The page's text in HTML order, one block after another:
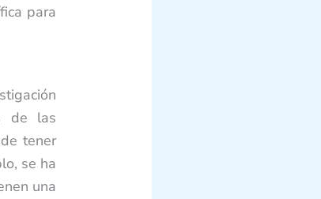
para
de las
tener
se ha
una